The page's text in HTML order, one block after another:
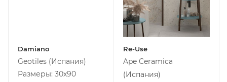
Damiano
Geotiles (Испания)
Размеры: 30х90
Re-Use
Ape Ceramica
(Испания)